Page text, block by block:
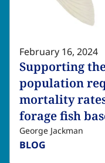
February 16, 2024
Supporting
population
mortality
forage fish base​​​​‌
George Jackman
BLOG​​​​‌ ‍ ​‍​‍‌‍ ‌ ​‍‌‍‍‌‌‍‌ ‌‍‍‌‌‍ ‍​‍​‍​ ‍‍​‍​‍‌ ​ ‌‍​‌‌‍ ‍‌‍‍‌‌ ‌​‌ ‍‌​‍ ‍‌‍‍‌‌‍ ​‍​‍​‍ ​​‍​‍‌‍‍​‌ ​‍‌‍‌‌‌‍‌‍​‍​‍​ ‍‍​‍​‍‌‍‍​‌ ‌​‌ ‌​‌ ​​‌ ​ ​ ‍‍​‍ ​‍ ‌‍​ ‌‍ ‌‌ ​ ​‍ ‍‌‍ ‌‌‍​‌‌‍‍‌‌‍ ‍​‍ ‍​ ​‍​ ​​​ ​‍​ ‌​‌ ​‍‌‍‌‌‌‍‌​‌‍‌‌‌ ​ ‌‍‍‌‌‍‌ ‌‍ ‍​‍ ‍‌ ​‍‌‍‍‌‌ ‌‍‌‍‌‌‌ ​‍‌‍‍ ‌‍‌‌‌‍‌‌‌ ​​‌‍‌‌‌ ​‍​‍ ‍‌‍ ‌ ​‍‌‍‌ ​‍ ‌‍‍‌‌‍ ‍‌ ‌​‌‍‌‌‌‍ ‍‌ ‌​​‍ ‌‍‌‌‌‍‌​‌‍‍‌‌ ‌​​‍ ‌‍ ‌‌‍ ‌‍‌​‌‍‌‌​ ‌‌ ​​‌ ​‍‌‍‌‌‌ ​ ‌‍‌‌‌‍ ‍‌ ‌​‌‍​‌‌ ‌​‌‍‍‌‌‍ ‌‍ ‍​ ‍ ‌‍‍‌‌‍‌​​ ‌​ ‌ ‌‍​‌​ ‌ ​ ‍​​ ‌​‌‍​‌​ ​‍‌‍‌​​‍ ‌‌‍​‌​ ​‌​ ​‍‌‍‌‌​‍ ‌​ ‌​‌‍​‌​ ​​​ ‍​​‍ ‌‌‍​‌‌‍​‌​ ‌‍‌‍‌​​‍ ‌‌‍‌‍‌‍​‍​ ​​​ ‌​‌‍​ ​ ​​‌‍​‍​ ‌​​ ‌‌‌‍‌‍​ ​​​ ‌​​ ‍ ‌ ‌​‌ ‍‌‌ ​​‌‍‌‌​ ‌‌‍​ ‌‍​‌‌ ‌​‌‍‌‌‌‍‌ ‌‍ ‌ ​‍‌ ‍‌​ ‍ ‌ ​​‌‍​‌‌ ‌​‌‍‍​​ ‌‌‍ ‍‌‍​‌‌‍ ‌‌‍‌‌​ ‌‍​‍‌‍​‌‌ ​ ‌‍‌‌‌‌‌‌‌ ​‍‌‍ ​​ ‌‌‍‍​‌ ‌​‌ ‌​‌ ​​‌ ​ ​‍‌‌​ ​ ‌​​‌​‍‌‌​ ​‍‌​‌‍​‍‌‌​ ​‍‌​‌‍‌‍​ ‌‍ ‌‌ ​ ​‍ ‍‌‍ ‌‌‍​‌‌‍‍‌‌‍ ‍​‍ ‍​ ​‍​ ​​​ ​‍​ ‌​‌ ​‍‌‍‌‌‌‍‌​‌‍‌‌‌ ​ ‌‍‍‌‌‍‌ ‌‍ ‍​‍ ‍‌ ​‍‌‍‍‌‌ ‌‍‌‍‌‌‌ ​‍‌‍‍ ‌‍‌‌‌‍‌‌‌ ​​‌‍‌‌‌ ​‍​‍ ‍‌‍ ‌ ​‍‌‍‌ ​‍‌‍‌‍‍‌‌‍‌​​ ‌​ ‌ ‌‍​‌​ ‌ ​ ‍​​ ‌​‌‍​‌​ ​‍‌‍‌​​‍ ‌‌‍​‌​ ​‌​ ​‍‌‍‌‌​‍ ‌​ ‌​‌‍​‌​ ​​​ ‍​​‍ ‌‌‍​‌‌‍​‌​ ‌‍‌‍‌​​‍ ‌‌‍‌‍‌‍​‍​ ​​​ ‌​‌‍​ ​ ​​‌‍​‍​ ‌​​ ‌‌‌‍‌‍​ ​​​ ‌​​‍‌‍‌ ‌​‌ ‍‌‌ ​​‌‍‌‌​ ‌‌‍​ ‌‍​‌‌ ‌​‌‍‌‌‌‍‌ ‌‍ ‌ ​‍‌ ‍‌​‍‌‍‌ ​​‌‍​‌‌ ‌​‌‍‍​​ ‌‌‍ ‍‌‍​‌‌‍ ‌‌‍‌‌​‍‌‍‌ ​​‌‍‌‌‌ ​‍‌ ​ ‌ ​​‌‍‌‌‌‍​ ‌ ‌​‌‍‍‌‌ ‌‍‌‍‌‌​ ‌‌ ​​‌ ‌‌‌‍​‍‌‍ ​‌‍‍‌‌ ​ ‌‍‍​‌‍‌‌‌‍‌​​‍​‍‌ ‌